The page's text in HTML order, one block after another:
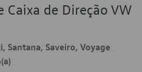
Caixa de Direção VW
Santana, Saveiro, Voyage